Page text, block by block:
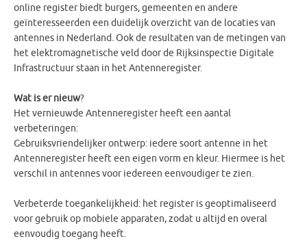
online register biedt burgers, gemeenten en andere
geïnteresseerden een duidelijk overzicht van de locaties van
antennes in Nederland. Ook de resultaten van de metingen van
het elektromagnetische veld door de Rijksinspectie Digitale
Infrastructuur staan in het Antenneregister.
Wat is er nieuw?
Het vernieuwde Antenneregister heeft een aantal
verbeteringen:
Gebruiksvriendelijker ontwerp: iedere soort antenne in het
Antenneregister heeft een eigen vorm en kleur. Hiermee is het
verschil in antennes voor iedereen eenvoudiger te zien.
Verbeterde toegankelijkheid: het register is geoptimaliseerd
voor gebruik op mobiele apparaten, zodat u altijd en overal
eenvoudig toegang heeft.